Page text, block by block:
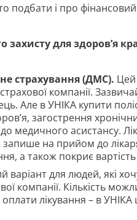
подбати і про фінансовий
захисту для здоров’я
страхування (ДМС). Цей
компанії.
Але в УНІКА купити
загострення
медичного асистансу.
на прийом до
а також покриє
для людей, які
компанії. Кількість
оплати лікування – в